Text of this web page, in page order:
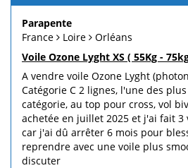
Parapente
France
Loire Orléans
Voile Ozone Lyght XS ( 55Kg -
A vendre voile Ozone Lyght
Catégorie C 2 lignes, l'une des
catégorie, au top pour cross, vol
achetée en juillet 2025 et j'ai fait 3
car j'ai dû arrêter 6 mois pour
reprendre avec une voile plus
discuter